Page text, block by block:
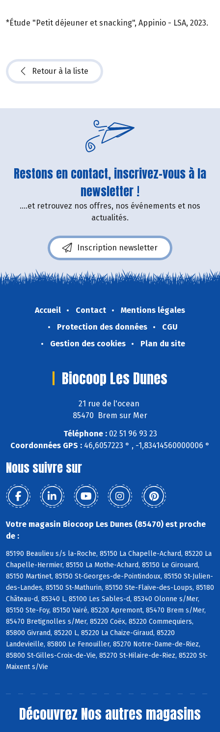
*Étude "Petit déjeuner et snacking", Appinio - LSA, 2023.
Retour à la liste
Restons en contact, inscrivez-vous à la
newsletter !
....et retrouvez nos offres, nos événements et nos
actualités.
Inscription newsletter
Accueil Contact
Mentions légales
Protection des données
CGU
Gestion des cookies
Plan du site
Biocoop Les Dunes
21 rue de l'ocean
85470 Brem sur Mer
Téléphone :02 51 96 93 23
Coordonnées GPS : 46,6057223 ° , -1,83414560000006 °
Nous suivre sur
Votre magasin Biocoop Les Dunes (85470) est proche
de :
85190 Beaulieu s/s la-Roche, 85150 La Chapelle-Achard, 85220 La
Chapelle-Hermier, 85150 La Mothe-Achard, 85150 Le Girouard,
85150 Martinet, 85150 St-Georges-de-Pointindoux, 85150 St-Julien-
des-Landes, 85150 St-Mathurin, 85150 Ste-Flaive-des-Loups, 85180
Château-d, 85340 L, 85100 Les Sables-d, 85340 Olonne s/Mer,
85150 Ste-Foy, 85150 Vairé, 85220 Apremont, 85470 Brem s/Mer,
85470 Bretignolles s/Mer, 85220 Coëx, 85220 Commequiers,
85800 Givrand, 85220 L, 85220 La Chaize-Giraud, 85220
Landevieille, 85800 Le Fenouiller, 85270 Notre-Dame-de-Riez,
85800 St-Gilles-Croix-de-Vie, 85270 St-Hilaire-de-Riez, 85220 St-
Maixent s/Vie
Découvrez Nos autres magasins